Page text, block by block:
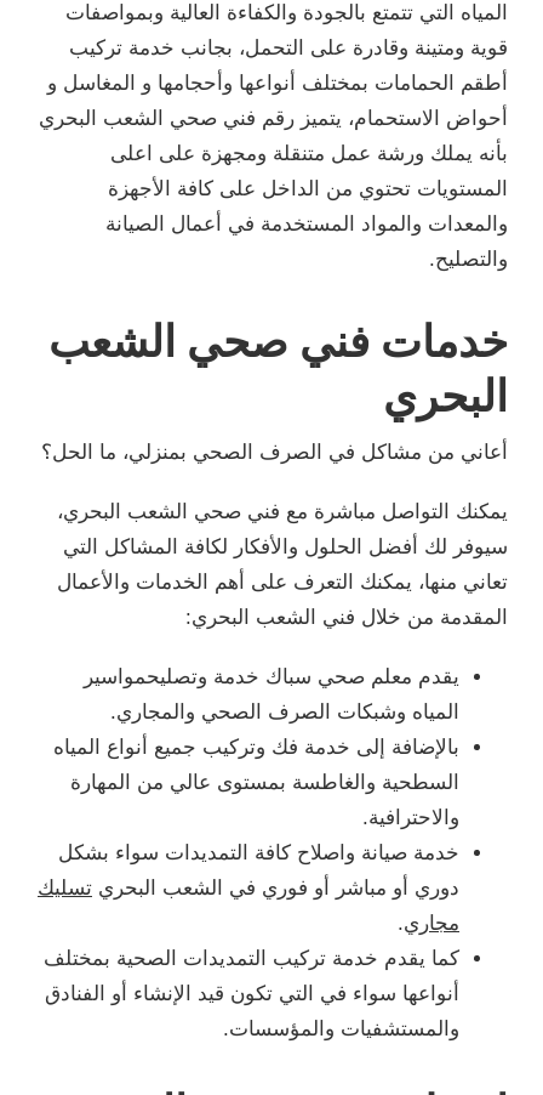
المياه التي تتمتع بالجودة والكفاءة العالية وبمواصفات
قوية ومتينة وقادرة على التحمل، بجانب خدمة تركيب
أطقم الحمامات بمختلف أنواعها وأحجامها و المغاسل و
أحواض الاستحمام، يتميز رقم فني صحي الشعب البحري
بأنه يملك ورشة عمل متنقلة ومجهزة على اعلى
المستويات تحتوي من الداخل على كافة الأجهزة
والمعدات والمواد المستخدمة في أعمال الصيانة
والتصليح.
خدمات فني صحي الشعب
البحري
أعاني من مشاكل في الصرف الصحي بمنزلي، ما الحل؟
يمكنك التواصل مباشرة مع فني صحي الشعب البحري،
سيوفر لك أفضل الحلول والأفكار لكافة المشاكل التي
تعاني منها، يمكنك التعرف على أهم الخدمات والأعمال
المقدمة من خلال فني الشعب البحري:
يقدم معلم صحي سباك خدمة وتصليحمواسير
المياه وشبكات الصرف الصحي والمجاري.
بالإضافة إلى خدمة فك وتركيب جميع أنواع المياه
السطحية والغاطسة بمستوى عالي من المهارة
والاحترافية.
خدمة صيانة واصلاح كافة التمديدات سواء بشكل
دوري أو مباشر أو فوري في الشعب البحري تسليك
مجاري.
كما يقدم خدمة تركيب التمديدات الصحية بمختلف
أنواعها سواء في التي تكون قيد الإنشاء أو الفنادق
والمستشفيات والمؤسسات.